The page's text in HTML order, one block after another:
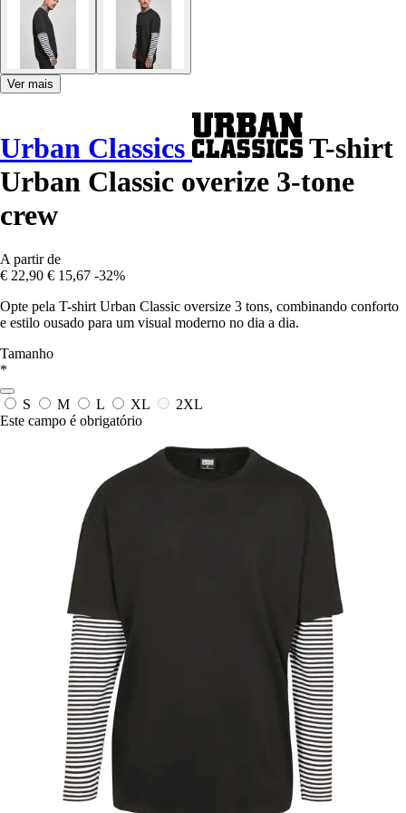
Ver mais
Urban Classics
T-shirt
Urban Classic overize 3-tone
crew
A partir de
€ 22,90 € 15,67 -32%
Opte pela T-shirt Urban Classic oversize 3 tons, combinando conforto
e estilo ousado para um visual moderno no dia a dia.
Tamanho
*
S M L XL
2XL
Este campo é obrigatório